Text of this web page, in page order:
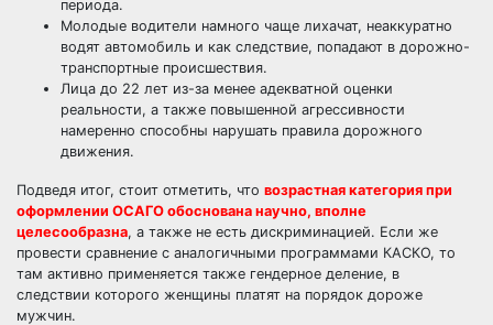
периода.
Молодые водители намного чаще лихачат, неаккуратно
водят автомобиль и как следствие, попадают в дорожно-
транспортные происшествия.
Лица до 22 лет из-за менее адекватной оценки
реальности, а также повышенной агрессивности
намеренно способны нарушать правила дорожного
движения.
Подведя итог, стоит отметить, что возрастная категория при
оформлении ОСАГО обоснована научно, вполне
целесообразна, а также не есть дискриминацией. Если же
провести сравнение с аналогичными программами КАСКО, то
там активно применяется также гендерное деление, в
следствии которого женщины платят на порядок дороже
мужчин.